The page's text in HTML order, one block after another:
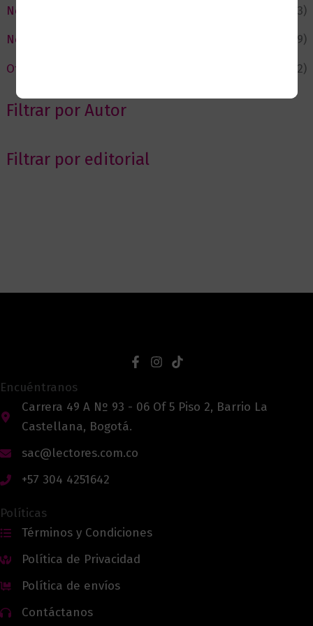
Negocios
(43)
Novedades
(109)
Ofertas
(12)
Filtrar por Autor
Filtrar por editorial
Encuéntranos
Carrera 49 A Nº 93 - 06 Of 5 Piso 2, Barrio La
Castellana, Bogotá.
sac@lectores.com.co
+57 304 4251642
Políticas
Términos y Condiciones
Política de Privacidad
Política de envíos
Contáctanos